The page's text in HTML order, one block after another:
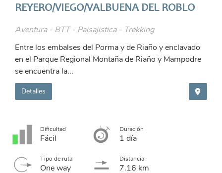
REYERO/VIEGO/VALBUENA DEL ROBLO
Aventura - BTT - Paisajistica - Trekking
Entre los embalses del Porma y de Riaño y enclavado
en el Parque Regional Montaña de Riaño y Mampodre
se encuentra la...
Detalles
Dificultad
Fácil
Duración
1 día
Tipo de ruta
One way
Distancia
7.16 km